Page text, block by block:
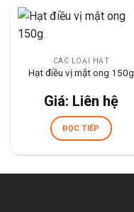
CÁC LOẠI HẠT
Hạt điều vị mật ong 150g
Giá: Liên hệ
ĐỌC TIẾP